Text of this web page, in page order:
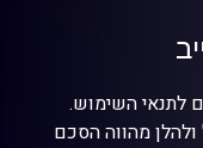
לתנאי השימוש.
מהווה הסכם